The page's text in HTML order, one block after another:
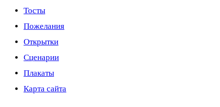
Тосты
Пожелания
Открытки
Сценарии
Плакаты
Карта сайта